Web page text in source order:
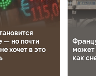
— но почти
хочет в это
может
как